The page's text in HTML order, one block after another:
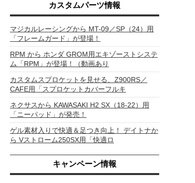
カスタムパーツ情報
マジカルレーシングから MT-09／SP（24）用
「フレームガード」が登場！
RPM から ホンダ GROM用エキゾーストシステ
ム「RPM」が登場！（動画あり
カスタムスプロケットを見せる、Z900RS／
CAFE用「スプロケットカバーフルキ
ネクサスから KAWASAKI H2 SX（18-22）用
「ニーパッド」が発売！
ゲル素材入りで快適＆足つき向上！ デイトナか
ら Vストローム250SX用「快適ロ
キャンペーン情報